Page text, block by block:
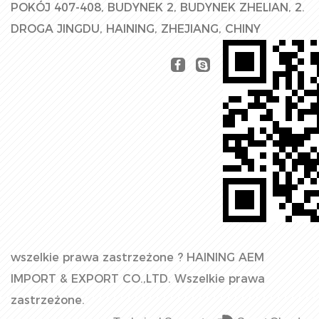
POKÓJ 407-408, BUDYNEK 2, BUDYNEK ZHELIAN, 2.
DROGA JINGDU, HAINING, ZHEJIANG, CHINY
wszelkie prawa zastrzeżone ? HAINING AEM
IMPORT & EXPORT CO.,LTD. Wszelkie prawa
zastrzeżone.